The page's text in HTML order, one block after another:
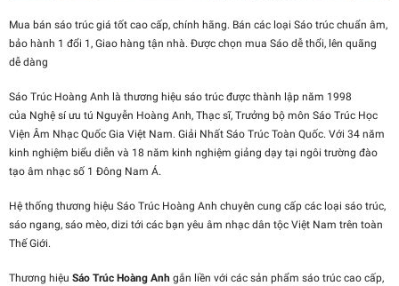
Mua bán sáo trúc giá tốt cao cấp, chính hãng. Bán các loại Sáo trúc chuẩn âm,
bảo hành 1 đổi 1, Giao hàng tận nhà. Được chọn mua Sáo dễ thổi, lên quãng
dễ dàng
Sáo Trúc Hoàng Anh là thương hiệu sáo trúc được thành lập năm 1998
của Nghệ sí ưu tú Nguyễn Hoàng Anh, Thạc sĩ, Trưởng bộ môn Sáo Trúc Học
Viện Âm Nhạc Quốc Gia Việt Nam. Giải Nhất Sáo Trúc Toàn Quốc. Với 34 năm
kinh nghiệm biểu diễn và 18 năm kinh nghiệm giảng dạy tại ngôi trường đào
tạo âm nhạc số 1 Đông Nam Á.
Hệ thống thương hiệu Sáo Trúc Hoàng Anh chuyên cung cấp các loại sáo trúc,
sáo ngang, sáo mèo, dizi tới các bạn yêu âm nhạc dân tộc Việt Nam trên toàn
Thế Giới.
Thương hiệu Sáo Trúc Hoàng Anh gắn liền với các sản phẩm sáo trúc cao cấp,